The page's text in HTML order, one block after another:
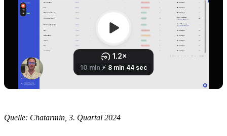
Quelle: Chatarmin, 3. Quartal 2024